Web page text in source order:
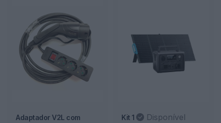
Adaptador V2L com
Kit 1 Disponível